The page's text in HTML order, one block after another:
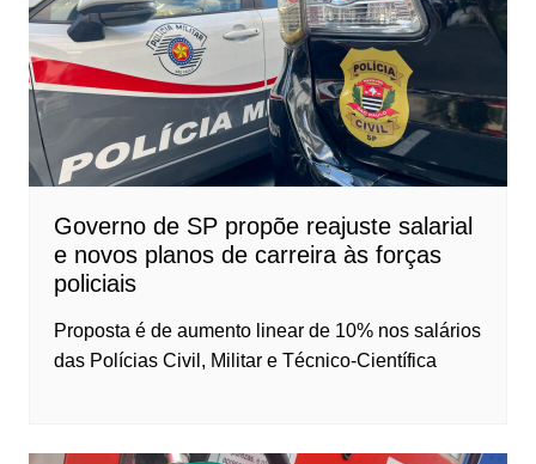
Governo de SP propõe reajuste salarial
e novos planos de carreira às forças
policiais
Proposta é de aumento linear de 10% nos salários
das Polícias Civil, Militar e Técnico-Científica